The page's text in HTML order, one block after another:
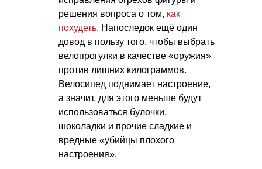
решения вопроса о том, как
похудеть. Напоследок ещё один
довод в пользу того, чтобы выбрать
велопрогулки в качестве «оружия»
против лишних килограммов.
Велосипед поднимает настроение,
а значит, для этого меньше будут
использоваться булочки,
шоколадки и прочие сладкие и
вредные «убийцы плохого
настроения».